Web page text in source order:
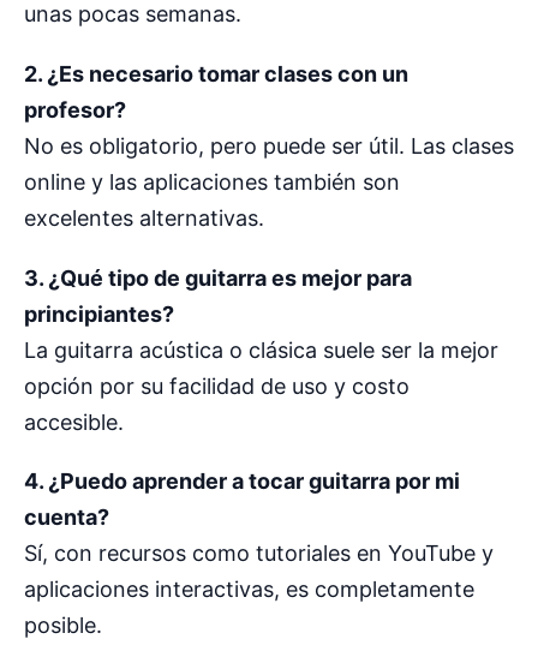
unas pocas semanas.
2. ¿Es necesario tomar clases con un
profesor?
No es obligatorio, pero puede ser útil. Las clases
online y las aplicaciones también son
excelentes alternativas.
3. ¿Qué tipo de guitarra es mejor para
principiantes?
La guitarra acústica o clásica suele ser la mejor
opción por su facilidad de uso y costo
accesible.
4. ¿Puedo aprender a tocar guitarra por mi
cuenta?
Sí, con recursos como tutoriales en YouTube y
aplicaciones interactivas, es completamente
posible.